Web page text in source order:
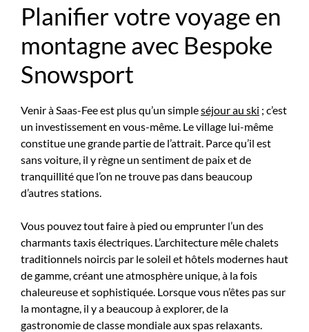
Planifier votre voyage en
montagne avec Bespoke
Snowsport
Venir à Saas-Fee est plus qu’un simpleséjour au ski ; c’est
un investissement en vous-même. Le village lui-même
constitue une grande partie de l’attrait. Parce qu’il est
sans voiture, il y règne un sentiment de paix et de
tranquillité que l’on ne trouve pas dans beaucoup
d’autres stations.
Vous pouvez tout faire à pied ou emprunter l’un des
charmants taxis électriques. L’architecture mêle chalets
traditionnels noircis par le soleil et hôtels modernes haut
de gamme, créant une atmosphère unique, à la fois
chaleureuse et sophistiquée. Lorsque vous n’êtes pas sur
la montagne, il y a beaucoup à explorer, de la
gastronomie de classe mondiale aux spas relaxants.